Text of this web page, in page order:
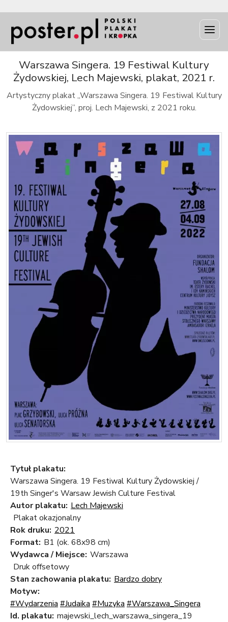
Warszawa Singera. 19 Festiwal Kultury
Żydowskiej, Lech Majewski, plakat, 2021 r.
Artystyczny plakat „Warszawa Singera. 19 Festiwal Kultury
Żydowskiej”, proj. Lech Majewski, z 2021 roku.
Tytuł plakatu:
Warszawa Singera. 19 Festiwal Kultury Żydowskiej /
19th Singer's Warsaw Jewish Culture Festival
Autor plakatu: Lech Majewski
Plakat okazjonalny
Rok druku: 2021
Format: B1 (ok. 68x98 cm)
Wydawca / Miejsce: Warszawa
Druk offsetowy
Stan zachowania plakatu: Bardzo dobry
Motyw:
#Wydarzenia #Judaika #Muzyka #Warszawa_Singera
Id. plakatu: majewski_lech_warszawa_singera_19